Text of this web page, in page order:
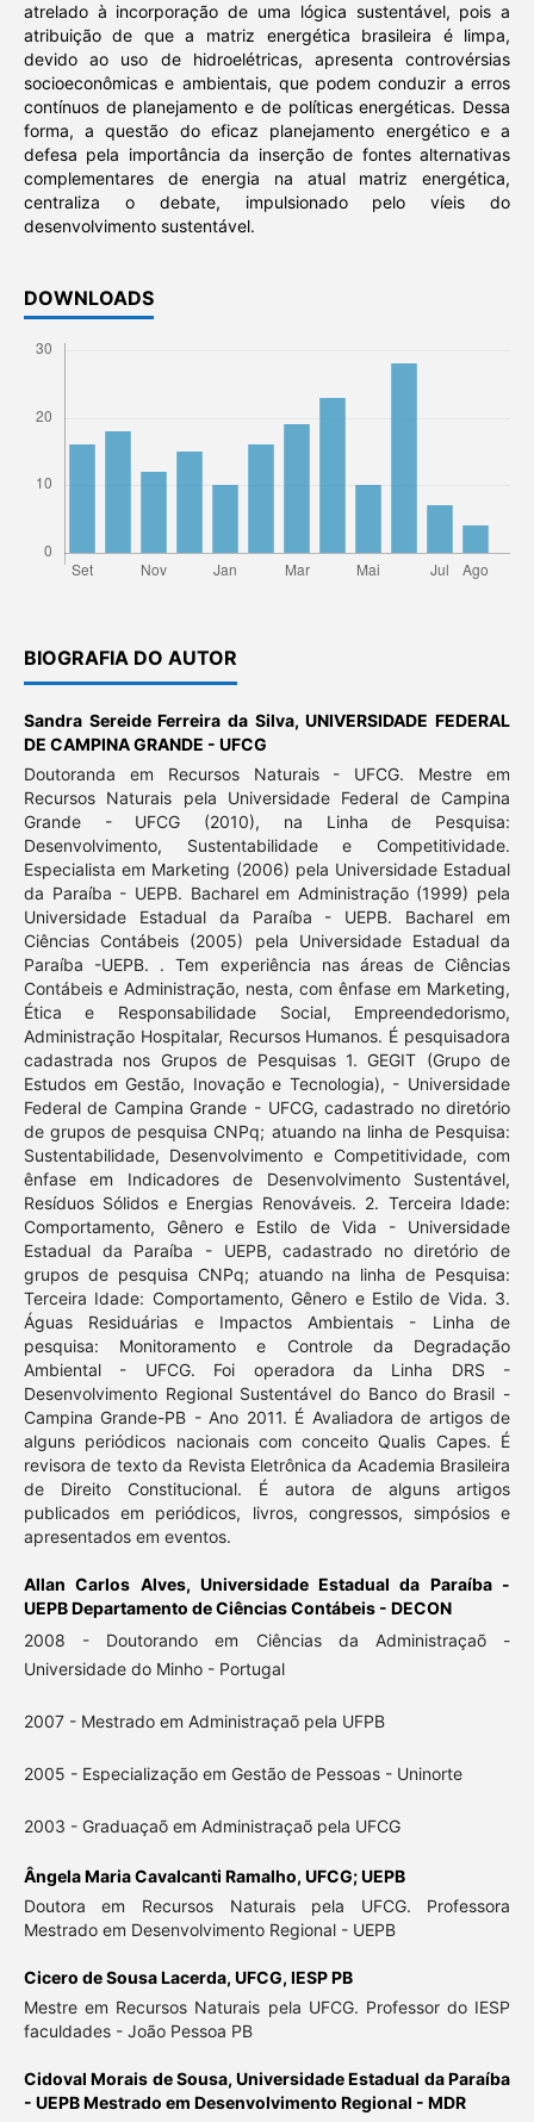
atrelado à incorporação de uma lógica sustentável, pois a
atribuição de que a matriz energética brasileira é limpa,
devido ao uso de hidroelétricas, apresenta controvérsias
socioeconômicas e ambientais, que podem conduzir a erros
contínuos de planejamento e de políticas energéticas. Dessa
forma, a questão do eficaz planejamento energético e a
defesa pela importância da inserção de fontes alternativas
complementares de energia na atual matriz energética,
centraliza o debate, impulsionado pelo víeis do
desenvolvimento sustentável.
DOWNLOADS
BIOGRAFIA DO AUTOR
Sandra Sereide Ferreira da Silva,UNIVERSIDADE FEDERAL
DE CAMPINA GRANDE - UFCG
Doutoranda em Recursos Naturais - UFCG. Mestre em
Recursos Naturais pela Universidade Federal de Campina
Grande - UFCG (2010), na Linha de Pesquisa:
Desenvolvimento, Sustentabilidade e Competitividade.
Especialista em Marketing (2006) pela Universidade Estadual
da Paraíba - UEPB. Bacharel em Administração (1999) pela
Universidade Estadual da Paraíba - UEPB. Bacharel em
Ciências Contábeis (2005) pela Universidade Estadual da
Paraíba -UEPB. . Tem experiência nas áreas de Ciências
Contábeis e Administração, nesta, com ênfase em Marketing,
Ética e Responsabilidade Social, Empreendedorismo,
Administração Hospitalar, Recursos Humanos. É pesquisadora
cadastrada nos Grupos de Pesquisas 1. GEGIT (Grupo de
Estudos em Gestão, Inovação e Tecnologia), - Universidade
Federal de Campina Grande - UFCG, cadastrado no diretório
de grupos de pesquisa CNPq; atuando na linha de Pesquisa:
Sustentabilidade, Desenvolvimento e Competitividade, com
ênfase em Indicadores de Desenvolvimento Sustentável,
Resíduos Sólidos e Energias Renováveis. 2. Terceira Idade:
Comportamento, Gênero e Estilo de Vida - Universidade
Estadual da Paraíba - UEPB, cadastrado no diretório de
grupos de pesquisa CNPq; atuando na linha de Pesquisa:
Terceira Idade: Comportamento, Gênero e Estilo de Vida. 3.
Águas Residuárias e Impactos Ambientais - Linha de
pesquisa: Monitoramento e Controle da Degradação
Ambiental - UFCG. Foi operadora da Linha DRS -
Desenvolvimento Regional Sustentável do Banco do Brasil -
Campina Grande-PB - Ano 2011. É Avaliadora de artigos de
alguns periódicos nacionais com conceito Qualis Capes. É
revisora de texto da Revista Eletrônica da Academia Brasileira
de Direito Constitucional. É autora de alguns artigos
publicados em periódicos, livros, congressos, simpósios e
apresentados em eventos.
Allan Carlos Alves, Universidade Estadual da Paraíba -
UEPB Departamento de Ciências Contábeis - DECON
2008 - Doutorando em Ciências da Administraçaõ -
Universidade do Minho - Portugal
2007 - Mestrado em Administraçaõ pela UFPB
2005 - Especialização em Gestão de Pessoas - Uninorte
2003 - Graduaçaõ em Administraçaõ pela UFCG
Ângela Maria Cavalcanti Ramalho, UFCG; UEPB
Doutora em Recursos Naturais pela UFCG. Professora
Mestrado em Desenvolvimento Regional - UEPB
Cicero de Sousa Lacerda, UFCG, IESP PB
Mestre em Recursos Naturais pela UFCG. Professor do IESP
faculdades - João Pessoa PB
Cidoval Morais de Sousa,Universidade Estadual da Paraíba
- UEPB Mestrado em Desenvolvimento Regional - MDR